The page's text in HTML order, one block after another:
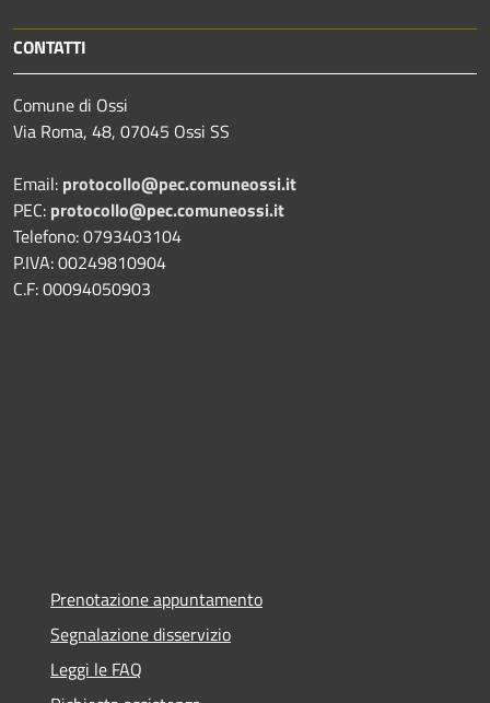
CONTATTI
Comune di Ossi
Via Roma, 48, 07045 Ossi SS
Email: protocollo@pec.comuneossi.it
PEC: protocollo@pec.comuneossi.it
Telefono: 0793403104
P.IVA: 00249810904
C.F: 00094050903
Prenotazione appuntamento
Segnalazione disservizio
Leggi le FAQ